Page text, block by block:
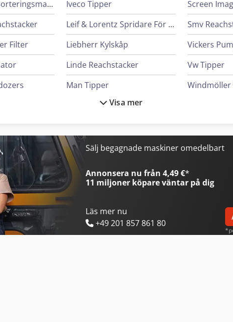
Bell & Howell Sorteringsmaskiner
Filter
Ingersoll Rand Kompressorer
Iveco Tipper
Leif & Lorentz Spridare För Lim
Liebherr Kylskåp
Linde Reachstacker
Man Tipper
Mann Hummel Filter
Scania Tipper
Schneider Controller
Screen
Smv
Vickers
Vw Tipper
Visa mer
Sälj begagnade maskiner omedelbart
Annonsera nu från 4,49 €*
11 miljoner köpareväntar på dig
Läs mer nu
+49 201 857 861 80